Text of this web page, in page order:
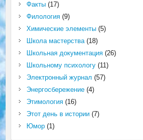
Факты(17)
Филология(9)
Химические элементы(5)
Школа мастерства(18)
Школьная документация(26)
Школьному психологу(11)
Электронный журнал (57)
Энергосбережение(4)
Этимология(16)
Этот день в истории(7)
Юмор(1)